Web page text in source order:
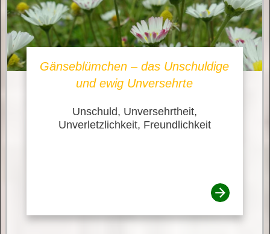
Gänseblümchen – das Unschuldige
und ewig Unversehrte
Unschuld, Unversehrtheit,
Unverletzlichkeit, Freundlichkeit